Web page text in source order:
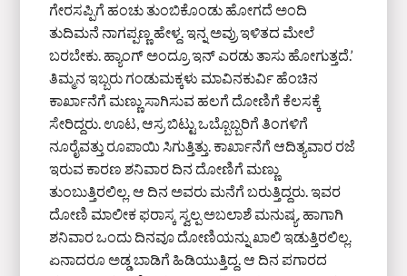
ಗೇರಸಪ್ಪಿಗೆ ಹಂಚು ತುಂಬಿಕೊಂಡು ಹೋಗದೆ ಅಂದಿ
ತುದಿಮನೆ ನಾಗಪ್ಪಣ್ಣ ಹೇಳ್ದ. ಇನ್ನ ಅವ್ರು ಇಳಿತದ ಮೇಲೆ
ಬರಬೇಕು. ಹ್ಯಾಂಗ್ ಅಂದ್ರೂ ಇನ್ ಎರಡು ತಾಸು ಹೋಗುತ್ತದೆ.’
ತಿಮ್ಮನ ಇಬ್ಬರು ಗಂಡುಮಕ್ಕಳು ಮಾವಿನಕುರ್ವಿ ಹೆಂಚಿನ
ಕಾರ್ಖಾನೆಗೆ ಮಣ್ಣು ಸಾಗಿಸುವ ಹಲಗೆ ದೋಣಿಗೆ ಕೆಲಸಕ್ಕೆ
ಸೇರಿದ್ದರು. ಊಟ, ಆಸ್ರ ಬಿಟ್ಟು ಒಬ್ಬೊಬ್ಬರಿಗೆ ತಿಂಗಳಿಗೆ
ನೂರೈವತ್ತು ರೂಪಾಯಿ ಸಿಗುತ್ತಿತ್ತು. ಕಾರ್ಖಾನೆಗೆ ಆದಿತ್ಯವಾರ ರಜೆ
ಇರುವ ಕಾರಣ ಶನಿವಾರ ದಿನ ದೋಣಿಗೆ ಮಣ್ಣು
ತುಂಬುತ್ತಿರಲಿಲ್ಲ. ಆ ದಿನ ಅವರು ಮನೆಗೆ ಬರುತ್ತಿದ್ದರು. ಇವರ
ದೋಣಿ ಮಾಲೀಕ ಫರಾಸ್ಕ ಸ್ವಲ್ಪ ಅಬಲಾಶೆ ಮನುಷ್ಯ. ಹಾಗಾಗಿ
ಶನಿವಾರ ಒಂದು ದಿನವೂ ದೋಣಿಯನ್ನು ಖಾಲಿ ಇಡುತ್ತಿರಲಿಲ್ಲ.
ಏನಾದರೂ ಅಡ್ಡ ಬಾಡಿಗೆ ಹಿಡಿಯುತ್ತಿದ್ದ. ಆ ದಿನ ಪಗಾರದ